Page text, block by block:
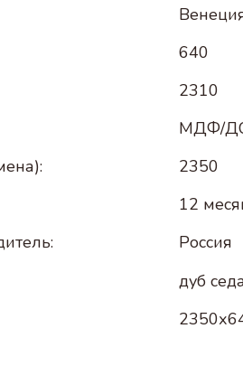
640
2310
МДФ/
2350
12
Россия
дуб